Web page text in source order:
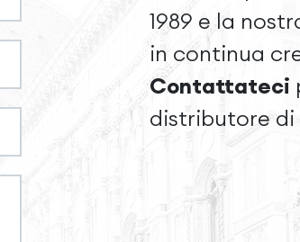
1989 e la
in continua
Contattateci
distributore di